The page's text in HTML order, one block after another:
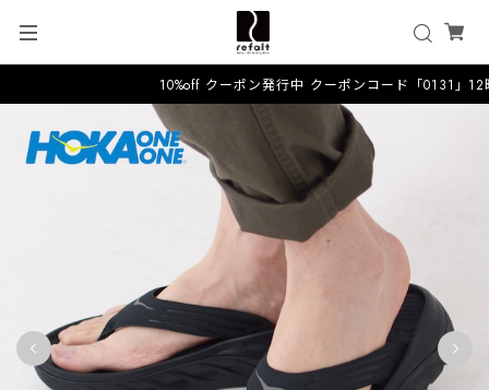
10%off クーポン発行中 クーポンコード「0131」12